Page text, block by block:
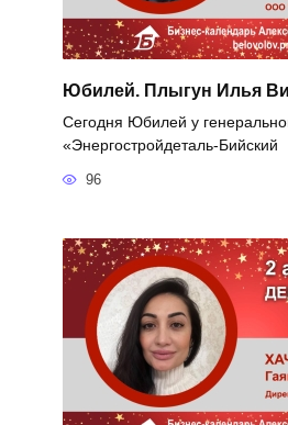
Юбилей. Плыгун Илья
Сегодня Юбилей у
«Энергостройдеталь-Бийский
96